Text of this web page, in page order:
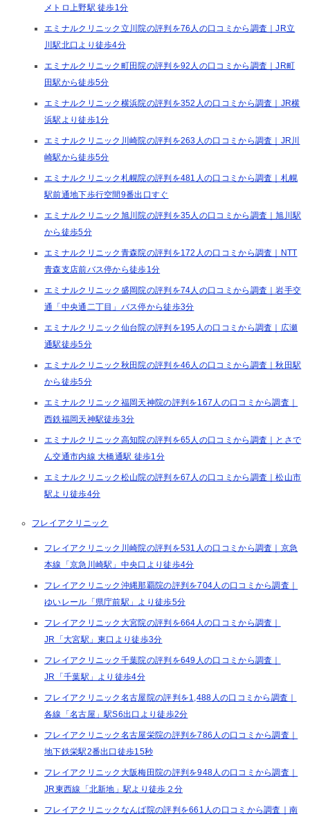
メトロ上野駅 徒歩1分
エミナルクリニック立川院の評判を76人の口コミから調査｜JR立
川駅北口より徒歩4分
エミナルクリニック町田院の評判を92人の口コミから調査｜JR町
田駅から徒歩5分
エミナルクリニック横浜院の評判を352人の口コミから調査｜JR横
浜駅より徒歩1分
エミナルクリニック川崎院の評判を263人の口コミから調査｜JR川
崎駅から徒歩5分
エミナルクリニック札幌院の評判を481人の口コミから調査｜札幌
駅前通地下歩行空間9番出口すぐ
エミナルクリニック旭川院の評判を35人の口コミから調査｜旭川駅
から徒歩5分
エミナルクリニック青森院の評判を172人の口コミから調査｜NTT
青森支店前バス停から徒歩1分
エミナルクリニック盛岡院の評判を74人の口コミから調査｜岩手交
通「中央通二丁目」バス停から徒歩3分
エミナルクリニック仙台院の評判を195人の口コミから調査｜広瀬
通駅徒歩5分
エミナルクリニック秋田院の評判を46人の口コミから調査｜秋田駅
から徒歩5分
エミナルクリニック福岡天神院の評判を167人の口コミから調査｜
西鉄福岡天神駅徒歩3分
エミナルクリニック高知院の評判を65人の口コミから調査｜とさで
ん交通市内線 大橋通駅 徒歩1分
エミナルクリニック松山院の評判を67人の口コミから調査｜松山市
駅より徒歩4分
フレイアクリニック
フレイアクリニック川崎院の評判を531人の口コミから調査｜京急
本線「京急川崎駅」中央口より徒歩4分
フレイアクリニック沖縄那覇院の評判を704人の口コミから調査｜
ゆいレール「県庁前駅」より徒歩5分
フレイアクリニック大宮院の評判を664人の口コミから調査｜
JR「大宮駅」東口より徒歩3分
フレイアクリニック千葉院の評判を649人の口コミから調査｜
JR「千葉駅」より徒歩4分
フレイアクリニック名古屋院の評判を1,488人の口コミから調査｜
各線「名古屋」駅S6出口より徒歩2分
フレイアクリニック名古屋栄院の評判を786人の口コミから調査｜
地下鉄栄駅2番出口徒歩15秒
フレイアクリニック大阪梅田院の評判を948人の口コミから調査｜
JR東西線「北新地」駅より徒歩２分
フレイアクリニックなんば院の評判を661人の口コミから調査｜南